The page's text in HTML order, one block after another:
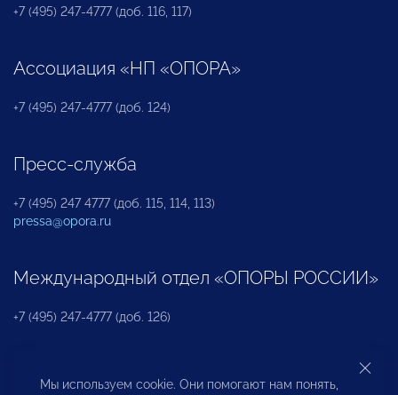
+7 (495) 247-4777 (доб. 116, 117)
Ассоциация «НП «ОПОРА»
+7 (495) 247-4777 (доб. 124)
Пресс-служба
+7 (495) 247 4777 (доб. 115, 114, 113)
pressa@opora.ru
Международный отдел «ОПОРЫ РОССИИ»
+7 (495) 247-4777 (доб. 126)
Бюро по защите прав предпринимателей и
Мы используем cookie. Они помогают нам понять,